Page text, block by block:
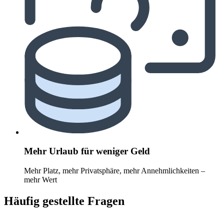
Mehr Urlaub für weniger Geld
Mehr Platz, mehr Privatsphäre, mehr Annehmlichkeiten –
mehr Wert
Häufig gestellte Fragen